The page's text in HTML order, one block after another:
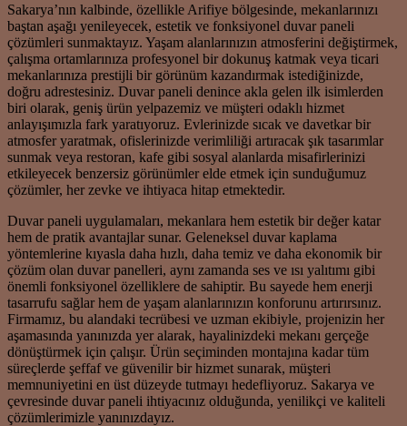
Sakarya’nın kalbinde, özellikle Arifiye bölgesinde, mekanlarınızı
baştan aşağı yenileyecek, estetik ve fonksiyonel duvar paneli
çözümleri sunmaktayız. Yaşam alanlarınızın atmosferini değiştirmek,
çalışma ortamlarınıza profesyonel bir dokunuş katmak veya ticari
mekanlarınıza prestijli bir görünüm kazandırmak istediğinizde,
doğru adrestesiniz. Duvar paneli denince akla gelen ilk isimlerden
biri olarak, geniş ürün yelpazemiz ve müşteri odaklı hizmet
anlayışımızla fark yaratıyoruz. Evlerinizde sıcak ve davetkar bir
atmosfer yaratmak, ofislerinizde verimliliği artıracak şık tasarımlar
sunmak veya restoran, kafe gibi sosyal alanlarda misafirlerinizi
etkileyecek benzersiz görünümler elde etmek için sunduğumuz
çözümler, her zevke ve ihtiyaca hitap etmektedir.
Duvar paneli uygulamaları, mekanlara hem estetik bir değer katar
hem de pratik avantajlar sunar. Geleneksel duvar kaplama
yöntemlerine kıyasla daha hızlı, daha temiz ve daha ekonomik bir
çözüm olan duvar panelleri, aynı zamanda ses ve ısı yalıtımı gibi
önemli fonksiyonel özelliklere de sahiptir. Bu sayede hem enerji
tasarrufu sağlar hem de yaşam alanlarınızın konforunu artırırsınız.
Firmamız, bu alandaki tecrübesi ve uzman ekibiyle, projenizin her
aşamasında yanınızda yer alarak, hayalinizdeki mekanı gerçeğe
dönüştürmek için çalışır. Ürün seçiminden montajına kadar tüm
süreçlerde şeffaf ve güvenilir bir hizmet sunarak, müşteri
memnuniyetini en üst düzeyde tutmayı hedefliyoruz. Sakarya ve
çevresinde duvar paneli ihtiyacınız olduğunda, yenilikçi ve kaliteli
çözümlerimizle yanınızdayız.